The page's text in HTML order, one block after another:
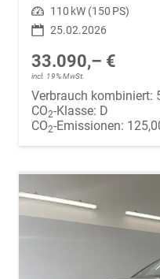
Leistung 110 kW (150 PS)
25.02.2026
33.090,– €
incl. 19% MwSt.
Verbrauch kombiniert:
CO2-Klasse: D
CO2-Emissionen: